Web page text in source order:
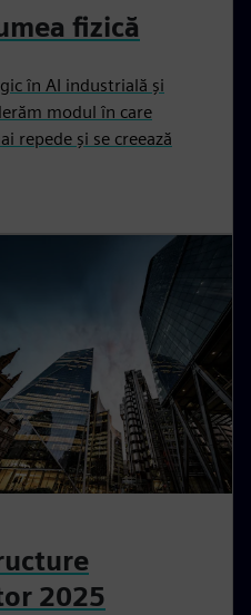
fizică
în AI industrială și
modul în care
repede și se creează
2025